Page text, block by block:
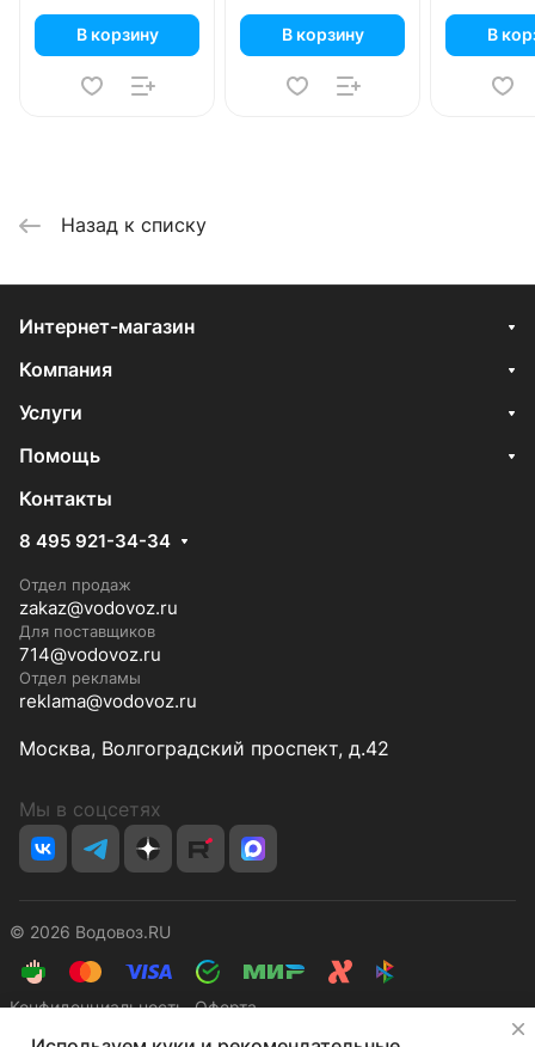
В корзину В корзину В
Назад к списку
Интернет-магазин
Компания
Услуги
Помощь
Контакты
8 495 921-34-34
Отдел продаж
zakaz@vodovoz.ru
Для поставщиков
714@vodovoz.ru
Отдел рекламы
reklama@vodovoz.ru
Москва, Волгоградский проспект, д.42
Мы в соцсетях
© 2026 Водовоз.RU
КонфиденциальностьОферта